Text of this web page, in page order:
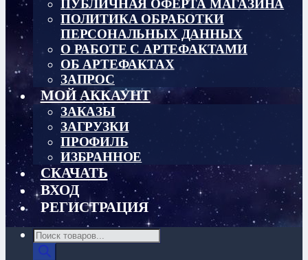
ПУБЛИЧНАЯ ОФЕРТА МАГАЗИНА
ПОЛИТИКА ОБРАБОТКИ
ПЕРСОНАЛЬНЫХ ДАННЫХ
О РАБОТЕ С АРТЕФАКТАМИ
ОБ АРТЕФАКТАХ
ЗАПРОС
МОЙ АККАУНТ
ЗАКАЗЫ
ЗАГРУЗКИ
ПРОФИЛЬ
ИЗБРАННОЕ
СКАЧАТЬ
ВХОД
РЕГИСТРАЦИЯ
Поиск
товаров